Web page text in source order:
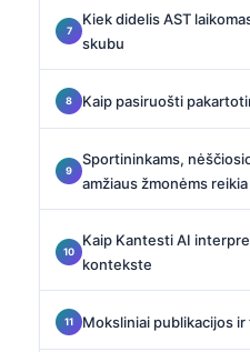
Kiek didelis AST
skubu
Kaip pasiruošti
Sportininkams,
amžiaus žmonėms
Kaip Kantesti AI
kontekste
Moksliniai publikacijos